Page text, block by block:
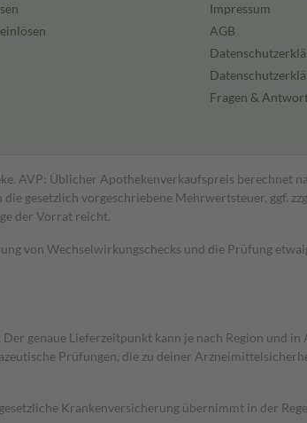
Impressum
AGB
Fragen &
AVP: Üblicher Apothekenverkaufspreis berechnet
gesetzlich vorgeschriebene Mehrwertsteuer, ggf.
der Vorrat reicht.
von Wechselwirkungschecks und die Prüfung
genaue Lieferzeitpunkt kann je nach Region und in
Prüfungen, die zu deiner
Krankenversicherung übernimmt in der